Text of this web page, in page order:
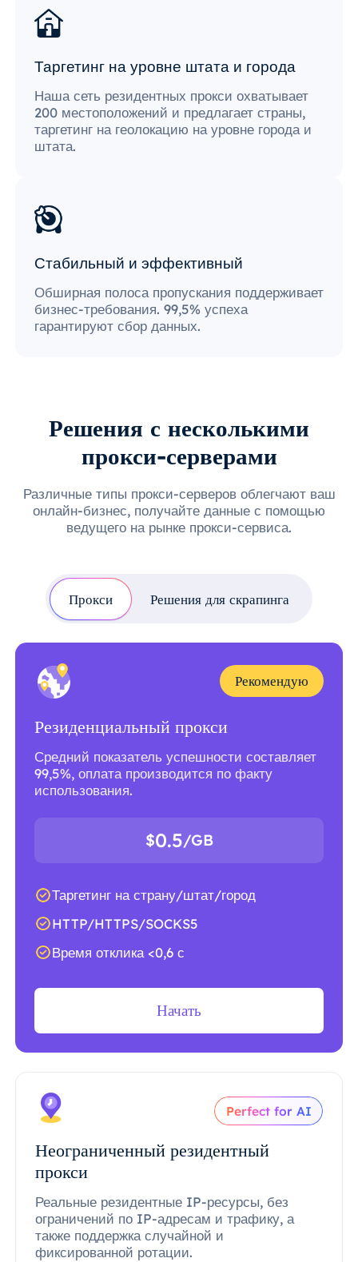
Таргетинг на уровне штата и города
Наша сеть резидентных прокси охватывает
200 местоположений и предлагает страны,
таргетинг на геолокацию на уровне города и
штата.
Стабильный и эффективный
Обширная полоса пропускания поддерживает
бизнес-требования. 99,5% успеха
гарантируют сбор данных.
Решения с несколькими
прокси-серверами
Различные типы прокси-серверов облегчают ваш
онлайн-бизнес, получайте данные с помощью
ведущего на рынке прокси-сервиса.
Прокси Решения для скрапинга
Рекомендую
Резиденциальный прокси
Средний показатель успешности составляет
99,5%, оплата производится по факту
использования.
$0.5/GB
Таргетинг на страну/штат/город
HTTP/HTTPS/SOCKS5
Время отклика <0,6 с
Начать
Perfect for AI
Неограниченный резидентный
прокси
Реальные резидентные IP-ресурсы, без
ограничений по IP-адресам и трафику, а
также поддержка случайной и
фиксированной ротации.